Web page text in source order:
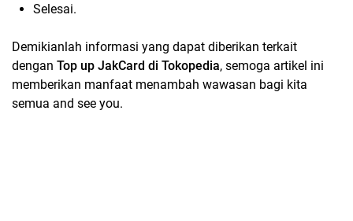
Selesai.
Demikianlah informasi yang dapat diberikan terkait
dengan Top up JakCard di Tokopedia, semoga artikel ini
memberikan manfaat menambah wawasan bagi kita
semua and see you.